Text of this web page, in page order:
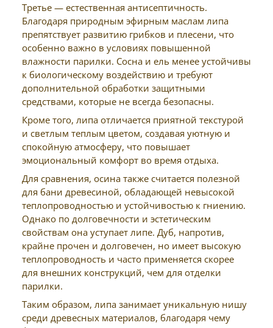
Третье — естественная антисептичность.
Благодаря природным эфирным маслам липа
препятствует развитию грибков и плесени, что
особенно важно в условиях повышенной
влажности парилки. Сосна и ель менее устойчивы
к биологическому воздействию и требуют
дополнительной обработки защитными
средствами, которые не всегда безопасны.
Кроме того, липа отличается приятной текстурой
и светлым теплым цветом, создавая уютную и
спокойную атмосферу, что повышает
эмоциональный комфорт во время отдыха.
Для сравнения, осина также считается полезной
для бани древесиной, обладающей невысокой
теплопроводностью и устойчивостью к гниению.
Однако по долговечности и эстетическим
свойствам она уступает липе. Дуб, напротив,
крайне прочен и долговечен, но имеет высокую
теплопроводность и часто применяется скорее
для внешних конструкций, чем для отделки
парилки.
Таким образом, липа занимает уникальную нишу
среди древесных материалов, благодаря чему